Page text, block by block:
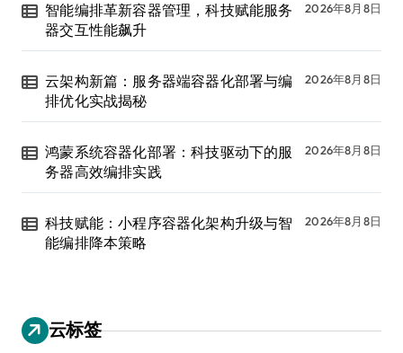
智能编排革新容器管理，科技赋能服务
器交互性能飙升
2026年8月8日
云架构新篇：服务器端容器化部署与编
排优化实战揭秘
2026年8月8日
鸿蒙系统容器化部署：科技驱动下的服
务器高效编排实践
2026年8月8日
科技赋能：小程序容器化架构升级与智
能编排降本策略
2026年8月8日
云标签